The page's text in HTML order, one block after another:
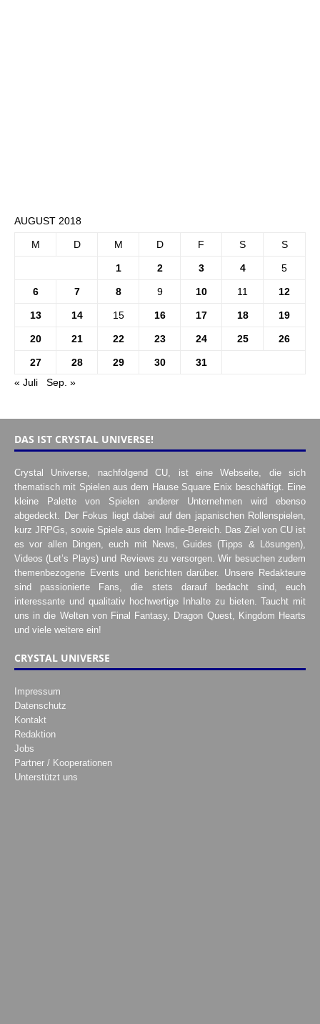
AUGUST 2018
M D M D F S S
1 2 3 4 5
6 7 8 9 10 11 12
13 14 15 16 17 18 19
20 21 22 23 24 25 26
27 28 29 30
31
« Juli
Sep. »
DAS IST CRYSTAL UNIVERSE!
Crystal Universe, nachfolgend CU, ist eine Webseite, die sich
thematisch mit Spielen aus dem Hause Square Enix beschäftigt. Eine
kleine Palette von Spielen anderer Unternehmen wird ebenso
abgedeckt. Der Fokus liegt dabei auf den japanischen Rollenspielen,
kurz JRPGs, sowie Spiele aus dem Indie-Bereich. Das Ziel von CU ist
es vor allen Dingen, euch mit News, Guides (Tipps & Lösungen),
Videos (Let’s Plays) und Reviews zu versorgen. Wir besuchen zudem
themenbezogene Events und berichten darüber. Unsere Redakteure
sind passionierte Fans, die stets darauf bedacht sind, euch
interessante und qualitativ hochwertige Inhalte zu bieten. Taucht mit
uns in die Welten von Final Fantasy, Dragon Quest, Kingdom Hearts
und viele weitere ein!
CRYSTAL UNIVERSE
Impressum
Datenschutz
Kontakt
Redaktion
Jobs
Partner / Kooperationen
Unterstützt uns